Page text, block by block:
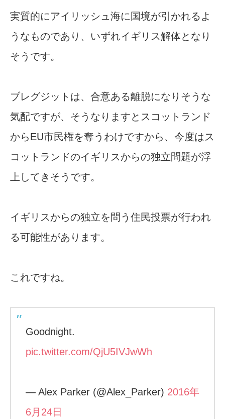
実質的にアイリッシュ海に国境が引かれるよ
うなものであり、いずれイギリス解体となり
そうです。
ブレグジットは、合意ある離脱になりそうな
気配ですが、そうなりますとスコットランド
からEU市民権を奪うわけですから、今度はス
コットランドのイギリスからの独立問題が浮
上してきそうです。
イギリスからの独立を問う住民投票が行われ
る可能性があります。
これですね。
Goodnight.
pic.twitter.com/QjU5IVJwWh
— Alex Parker (@Alex_Parker) 2016年
6月24日